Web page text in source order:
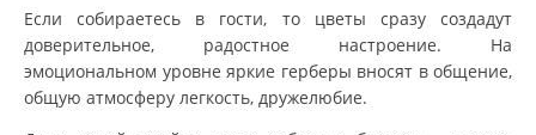
Если собираетесь в гости, то цветы сразу создадут
доверительное, радостное настроение. На
эмоциональном уровне яркие герберы вносят в общение,
общую атмосферу легкость, дружелюбие.